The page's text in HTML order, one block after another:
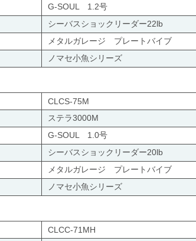
G-SOUL 1.2号
シーバスショックリーダー22lb
メタルガレージ プレートバイブ
ノマセ小魚シリーズ
CLCS-75M
ステラ3000M
G-SOUL 1.0号
シーバスショックリーダー20lb
メタルガレージ プレートバイブ
ノマセ小魚シリーズ
CLCC-71MH